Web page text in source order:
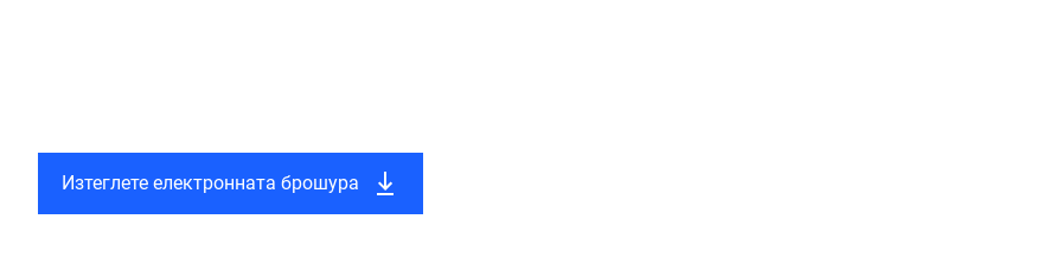
Изтеглете електронната брошура